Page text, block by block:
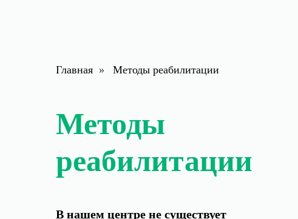
Главная » Методы реабилитации
Методы
реабилитации
В нашем центре не существует